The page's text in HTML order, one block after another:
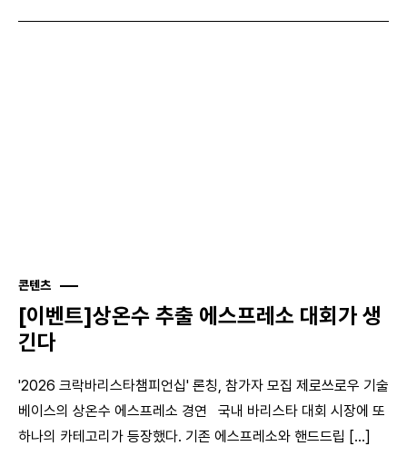
콘텐츠
[이벤트]상온수 추출 에스프레소 대회가 생
긴다
'2026 크락바리스타챔피언십' 론칭, 참가자 모집 제로쓰로우 기술
베이스의 상온수 에스프레소 경연 국내 바리스타 대회 시장에 또
하나의 카테고리가 등장했다. 기존 에스프레소와 핸드드립 [...]